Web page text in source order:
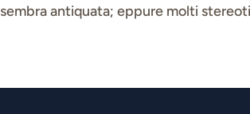
sembra antiquata; eppure molti